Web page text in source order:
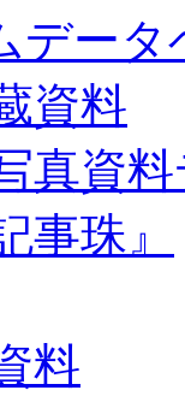
データ
資料
真資
事珠』
料